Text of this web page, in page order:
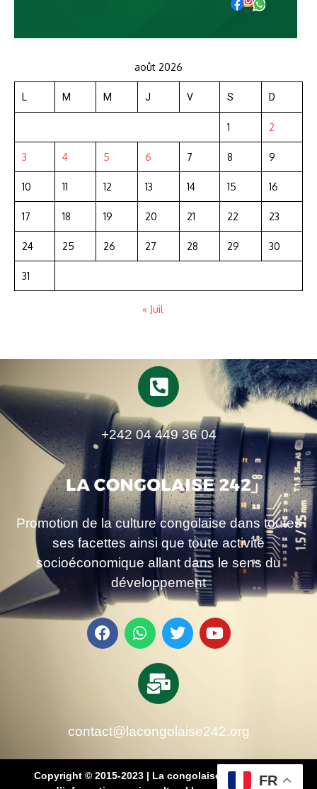
août 2026
L M M J V S D
1 2
3 4 5 6 7 8 9
10 11 12 13 14 15 16
17 18 19 20 21 22 23
24 25 26 27 28 29 30
31
« Juil
+242 04 449 36 04
Promotion de la culture congolaise dans toutes
ses facettes ainsi que toute activité
socioéconomique allant dans le sens du
développement
contact@lacongolaise242.org
Copyright © 2015-2023 | La congolaise 242 – média
FR